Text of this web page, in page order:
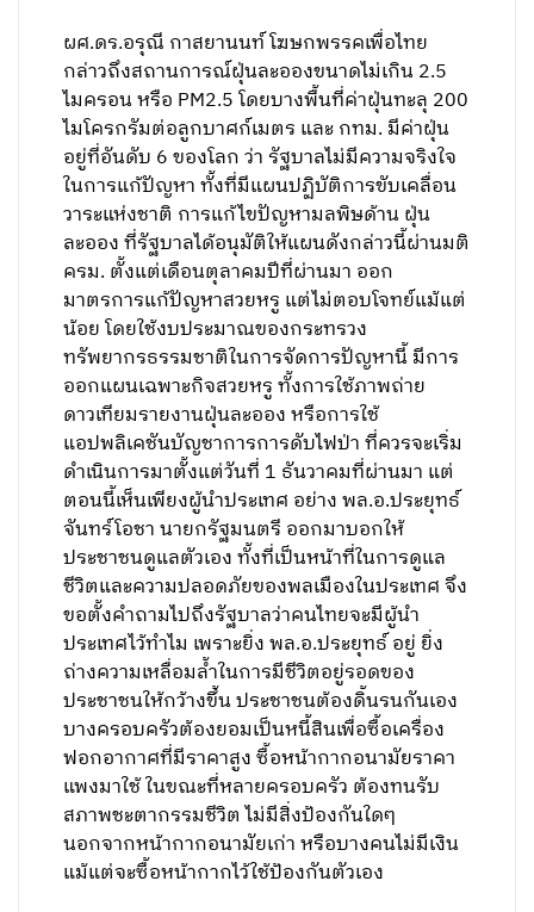
ผศ.ดร.อรุณี กาสยานนท์ โฆษกพรรคเพื่อไทย
กล่าวถึงสถานการณ์ฝุ่นละอองขนาดไม่เกิน 2.5
ไมครอน หรือ PM2.5 โดยบางพื้นที่ค่าฝุ่นทะลุ 200
ไมโครกรัมต่อลูกบาศก์เมตร และ กทม. มีค่าฝุ่น
อยู่ที่อันดับ 6 ของโลก ว่า รัฐบาลไม่มีความจริงใจ
ในการแก้ปัญหา ทั้งที่มีแผนปฏิบัติการขับเคลื่อน
วาระแห่งชาติ การแก้ไขปัญหามลพิษด้าน ฝุ่น
ละออง ที่รัฐบาลได้อนุมัติให้แผนดังกล่าวนี้ผ่านมติ
ครม. ตั้งแต่เดือนตุลาคมปีที่ผ่านมา ออก
มาตรการแก้ปัญหาสวยหรู แต่ไม่ตอบโจทย์แม้แต่
น้อย โดยใช้งบประมาณของกระทรวง
ทรัพยากรธรรมชาติในการจัดการปัญหานี้ มีการ
ออกแผนเฉพาะกิจสวยหรู ทั้งการใช้ภาพถ่าย
ดาวเทียมรายงานฝุ่นละออง หรือการใช้
แอปพลิเคชันบัญชาการการดับไฟป่า ที่ควรจะเริ่ม
ดำเนินการมาตั้งแต่วันที่ 1 ธันวาคมที่ผ่านมา แต่
ตอนนี้เห็นเพียงผู้นำประเทศ อย่าง พล.อ.ประยุทธ์
จันทร์โอชา นายกรัฐมนตรี ออกมาบอกให้
ประชาชนดูแลตัวเอง ทั้งที่เป็นหน้าที่ในการดูแล
ชีวิตและความปลอดภัยของพลเมืองในประเทศ จึง
ขอตั้งคำถามไปถึงรัฐบาลว่าคนไทยจะมีผู้นำ
ประเทศไว้ทำไม เพราะยิ่ง พล.อ.ประยุทธ์ อยู่ ยิ่ง
ถ่างความเหลื่อมล้ำในการมีชีวิตอยู่รอดของ
ประชาชนให้กว้างขึ้น ประชาชนต้องดิ้นรนกันเอง
บางครอบครัวต้องยอมเป็นหนี้สินเพื่อซื้อเครื่อง
ฟอกอากาศที่มีราคาสูง ซื้อหน้ากากอนามัยราคา
แพงมาใช้ ในขณะที่หลายครอบครัว ต้องทนรับ
สภาพชะตากรรมชีวิต ไม่มีสิ่งป้องกันใดๆ
นอกจากหน้ากากอนามัยเก่า หรือบางคนไม่มีเงิน
แม้แต่จะซื้อหน้ากากไว้ใช้ป้องกันตัวเอง